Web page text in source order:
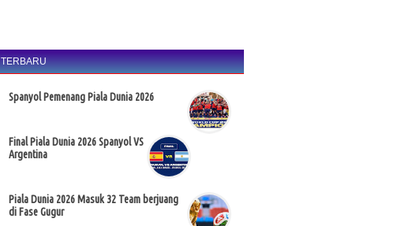
TERBARU
Spanyol Pemenang Piala Dunia 2026
Final Piala Dunia 2026 Spanyol VS
Argentina
Piala Dunia 2026 Masuk 32 Team berjuang
di Fase Gugur